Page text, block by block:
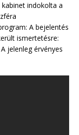
indokolta a
A bejelentés
ismertetésre:
jelenleg érvényes